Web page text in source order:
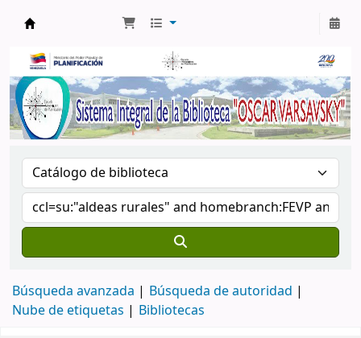
Búsqueda avanzada
Búsqueda de autoridad
Nube de etiquetas
Bibliotecas